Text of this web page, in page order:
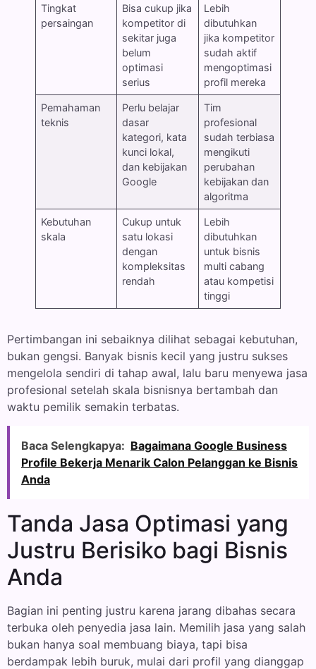
Tingkat
persaingan
Bisa cukup jika
kompetitor di
sekitar juga
belum
optimasi
serius
Lebih
dibutuhkan
jika kompetitor
sudah aktif
mengoptimasi
profil mereka
Pemahaman
teknis
Perlu belajar
dasar
kategori, kata
kunci lokal,
dan kebijakan
Google
Tim
profesional
sudah terbiasa
mengikuti
perubahan
kebijakan dan
algoritma
Kebutuhan
skala
Cukup untuk
satu lokasi
dengan
kompleksitas
rendah
Lebih
dibutuhkan
untuk bisnis
multi cabang
atau kompetisi
tinggi
Pertimbangan ini sebaiknya dilihat sebagai kebutuhan,
bukan gengsi. Banyak bisnis kecil yang justru sukses
mengelola sendiri di tahap awal, lalu baru menyewa jasa
profesional setelah skala bisnisnya bertambah dan
waktu pemilik semakin terbatas.
Baca Selengkapya: Bagaimana Google Business
Profile Bekerja Menarik Calon Pelanggan ke Bisnis
Anda
Tanda Jasa Optimasi yang
Justru Berisiko bagi Bisnis
Anda
Bagian ini penting justru karena jarang dibahas secara
terbuka oleh penyedia jasa lain. Memilih jasa yang salah
bukan hanya soal membuang biaya, tapi bisa
berdampak lebih buruk, mulai dari profil yang dianggap